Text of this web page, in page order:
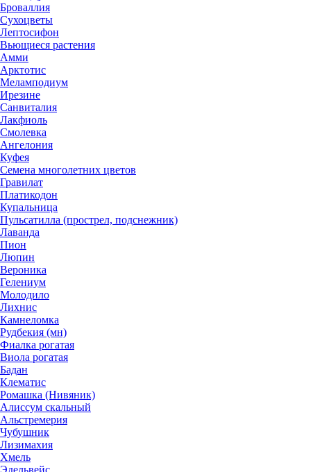
Броваллия
Сухоцветы
Лептосифон
Вьющиеся растения
Амми
Арктотис
Меламподиум
Ирезине
Санвиталия
Лакфиоль
Смолевка
Ангелония
Куфея
Семена многолетних цветов
Гравилат
Платикодон
Купальница
Пульсатилла (прострел, подснежник)
Лаванда
Пион
Люпин
Вероника
Гелениум
Молодило
Лихнис
Камнеломка
Рудбекия (мн)
Фиалка рогатая
Виола рогатая
Бадан
Клематис
Ромашка (Нивяник)
Алиссум скальный
Альстремерия
Чубушник
Лизимахия
Хмель
Эдельвейс